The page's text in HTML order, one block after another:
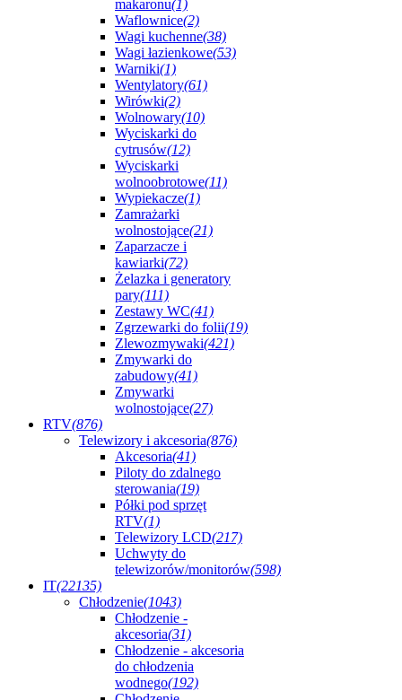
makaronu(1)
Waflownice(2)
Wagi kuchenne(38)
Wagi łazienkowe(53)
Warniki(1)
Wentylatory(61)
Wirówki(2)
Wolnowary(10)
Wyciskarki do
cytrusów(12)
Wyciskarki
wolnoobrotowe(11)
Wypiekacze(1)
Zamrażarki
wolnostojące(21)
Zaparzacze i
kawiarki(72)
Żelazka i generatory
pary(111)
Zestawy WC(41)
Zgrzewarki do folii(19)
Zlewozmywaki(421)
Zmywarki do
zabudowy(41)
Zmywarki
wolnostojące(27)
RTV(876)
Telewizory i akcesoria(876)
Akcesoria(41)
Piloty do zdalnego
sterowania(19)
Półki pod sprzęt
RTV(1)
Telewizory LCD(217)
Uchwyty do
telewizorów/monitorów(598)
IT(22135)
Chłodzenie(1043)
Chłodzenie -
akcesoria(31)
Chłodzenie - akcesoria
do chłodzenia
wodnego(192)